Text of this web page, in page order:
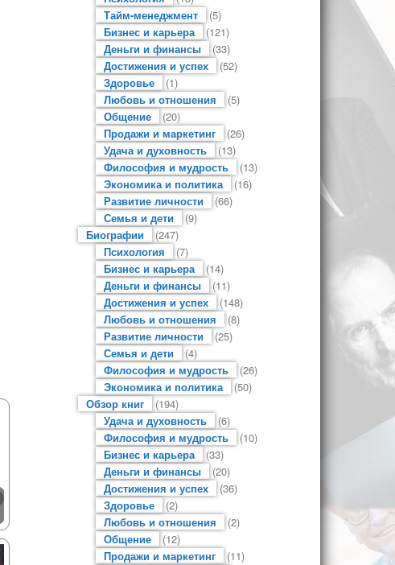
Тайм-менеджмент
(5)
Бизнес и карьера
(121)
Деньги и финансы
(33)
Достижения и успех
(52)
Здоровье
(1)
Любовь и отношения
(5)
Общение
(20)
Продажи и маркетинг
(26)
Удача и духовность
(13)
Философия и мудрость
(13)
Экономика и политика
(16)
Развитие личности
(66)
Семья и дети
(9)
Биографии
(247)
Психология
(7)
Бизнес и карьера
(14)
Деньги и финансы
(11)
Достижения и успех
(148)
Любовь и отношения
(8)
Развитие личности
(25)
Семья и дети
(4)
Философия и мудрость
(26)
Экономика и политика
(50)
Обзор книг
(194)
Удача и духовность
(6)
Философия и мудрость
(10)
Бизнес и карьера
(33)
Деньги и финансы
(20)
Достижения и успех
(36)
Здоровье
(2)
Любовь и отношения
(2)
Общение
(12)
Продажи и маркетинг
(11)